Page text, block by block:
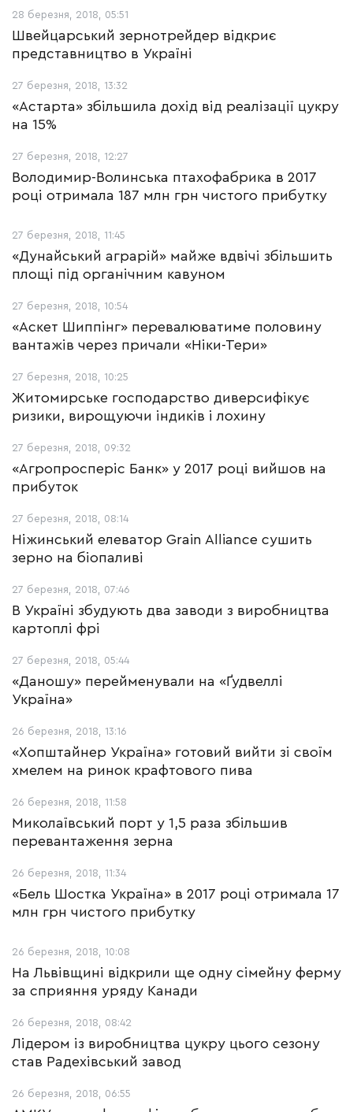
28 березня, 2018, 05:51
Швейцарський зернотрейдер відкриє
представництво в Україні
27 березня, 2018, 13:32
«Астарта» збільшила дохід від реалізації цукру
на 15%
27 березня, 2018, 12:27
Володимир-Волинська птахофабрика в 2017
році отримала 187 млн грн чистого прибутку
27 березня, 2018, 11:45
«Дунайський аграрій» майже вдвічі збільшить
площі під органічним кавуном
27 березня, 2018, 10:54
«Аскет Шиппінг» перевалюватиме половину
вантажів через причали «Ніки-Тери»
27 березня, 2018, 10:25
Житомирське господарство диверсифікує
ризики, вирощуючи індиків і лохину
27 березня, 2018, 09:32
«Агропросперіс Банк» у 2017 році вийшов на
прибуток
27 березня, 2018, 08:14
Ніжинський елеватор Grain Alliance сушить
зерно на біопаливі
27 березня, 2018, 07:46
В Україні збудують два заводи з виробництва
картоплі фрі
27 березня, 2018, 05:44
«Даношу» перейменували на «Ґудвеллі
Україна»
26 березня, 2018, 13:16
«Хопштайнер Україна» готовий вийти зі своїм
хмелем на ринок крафтового пива
26 березня, 2018, 11:58
Миколаївський порт у 1,5 раза збільшив
перевантаження зерна
26 березня, 2018, 11:34
«Бель Шостка Україна» в 2017 році отримала 17
млн грн чистого прибутку
26 березня, 2018, 10:08
На Львівщині відкрили ще одну сімейну ферму
за сприяння уряду Канади
26 березня, 2018, 08:42
Лідером із виробництва цукру цього сезону
став Радехівський завод
26 березня, 2018, 06:55